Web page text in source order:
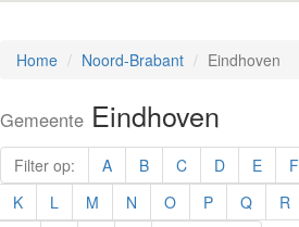
Home Noord-Brabant Eindhoven
Gemeente Eindhoven
Filter op: A B C D E F
K
L M N O P Q R